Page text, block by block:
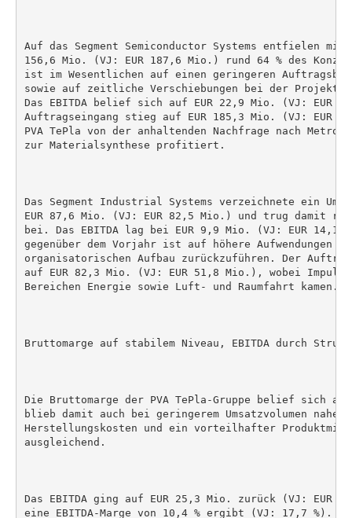
Auf das Segment Semiconductor Systems entfielen mit
156,6 Mio. (VJ: EUR 187,6 Mio.) rund 64 % des
ist im Wesentlichen auf einen geringeren
sowie auf zeitliche Verschiebungen bei der
Das EBITDA belief sich auf EUR 22,9 Mio. (VJ: EUR
Auftragseingang stieg auf EUR 185,3 Mio. (VJ: EUR
PVA TePla von der anhaltenden Nachfrage nach
zur Materialsynthese profitiert.
Das Segment Industrial Systems verzeichnete ein
EUR 87,6 Mio. (VJ: EUR 82,5 Mio.) und trug damit rund
bei. Das EBITDA lag bei EUR 9,9 Mio. (VJ: EUR 14,1
gegenüber dem Vorjahr ist auf höhere Aufwendungen im
organisatorischen Aufbau zurückzuführen. Der
auf EUR 82,3 Mio. (VJ: EUR 51,8 Mio.), wobei
Bereichen Energie sowie Luft- und Raumfahrt kamen.
Bruttomarge auf stabilem Niveau, EBITDA durch
Die Bruttomarge der PVA TePla-Gruppe belief sich
blieb damit auch bei geringerem Umsatzvolumen
Herstellungskosten und ein vorteilhafter Produktmix
ausgleichend.
Das EBITDA ging auf EUR 25,3 Mio. zurück (VJ: EUR
eine EBITDA-Marge von 10,4 % ergibt (VJ: 17,7 %).